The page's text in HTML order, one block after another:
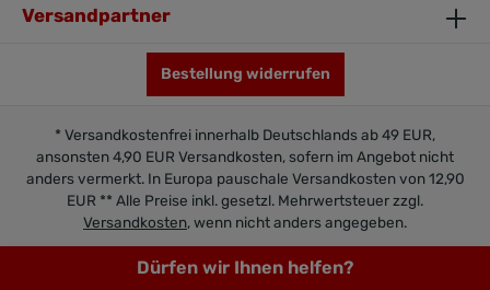
Versandpartner
Bestellung widerrufen
* Versandkostenfrei innerhalb Deutschlands ab 49 EUR,
ansonsten 4,90 EUR Versandkosten, sofern im Angebot nicht
anders vermerkt. In Europa pauschale Versandkosten von 12,90
EUR ** Alle Preise inkl. gesetzl. Mehrwertsteuer zzgl.
Versandkosten, wenn nicht anders angegeben.
© 2018-2026 EquiAmor.de
Dürfen wir Ihnen helfen?